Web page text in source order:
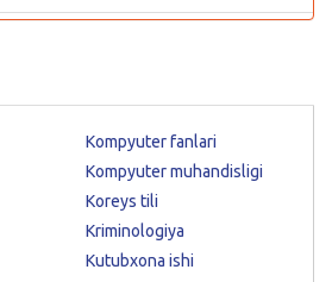
Kompyuter fanlari
Kompyuter muhandisligi
Koreys tili
Kriminologiya
Kutubxona ishi